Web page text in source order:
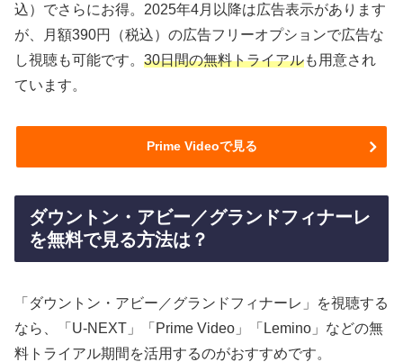
込）でさらにお得。2025年4月以降は広告表示があります
が、月額390円（税込）の広告フリーオプションで広告な
し視聴も可能です。 30日間の無料トライアルも用意され
ています。
Prime Videoで見る
ダウントン・アビー／グランドフィナーレ
を無料で見る方法は？
「ダウントン・アビー／グランドフィナーレ」を視聴する
なら、「U-NEXT」「Prime Video」「Lemino」などの無
料トライアル期間を活用するのがおすすめです。